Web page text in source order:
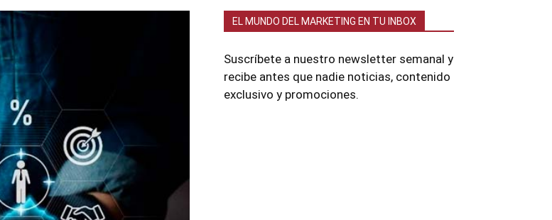
EL MUNDO DEL MARKETING EN TU INBOX
Suscríbete a nuestro newsletter semanal y
recibe antes que nadie noticias, contenido
exclusivo y promociones.